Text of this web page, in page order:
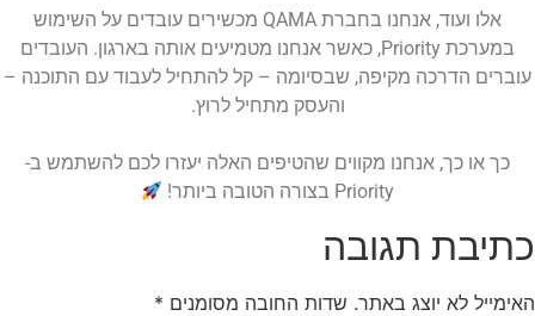
אלו ועוד, אנחנו בחברת QAMA מכשירים עובדים על השימוש
במערכת Priority, כאשר אנחנו מטמיעים אותה בארגון. העובדים
עוברים הדרכה מקיפה, שבסיומה – קל להתחיל לעבוד עם התוכנה –
והעסק מתחיל לרוץ.
כך או כך, אנחנו מקווים שהטיפים האלה יעזרו לכם להשתמש ב-
Priority בצורה הטובה ביותר!
כתיבת תגובה
האימייל לא יוצג באתר. שדות החובה מסומנים *